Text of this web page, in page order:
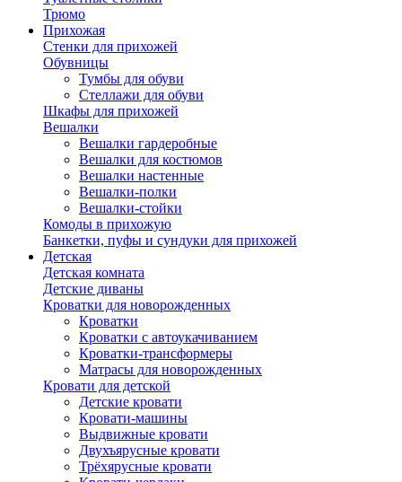
Трюмо
Прихожая
Стенки для прихожей
Обувницы
Тумбы для обуви
Стеллажи для обуви
Шкафы для прихожей
Вешалки
Вешалки гардеробные
Вешалки для костюмов
Вешалки настенные
Вешалки-полки
Вешалки-стойки
Комоды в прихожую
Банкетки, пуфы и сундуки для прихожей
Детская
Детская комната
Детские диваны
Кроватки для новорожденных
Кроватки
Кроватки с автоукачиванием
Кроватки-трансформеры
Матрасы для новорожденных
Кровати для детской
Детские кровати
Кровати-машины
Выдвижные кровати
Двухъярусные кровати
Трёхярусные кровати